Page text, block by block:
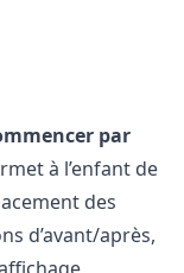
par
à l’enfant de
des
d’avant/après,